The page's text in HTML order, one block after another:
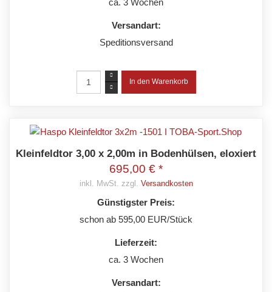
Versandart:
Speditionsversand
Kleinfeldtor 3,00 x 2,00m in Bodenhülsen, eloxiert
695,00 € *
inkl. MwSt. zzgl. Versandkosten
Günstigster Preis:
schon ab 595,00 EUR/Stück
Lieferzeit:
ca. 3 Wochen
Versandart: